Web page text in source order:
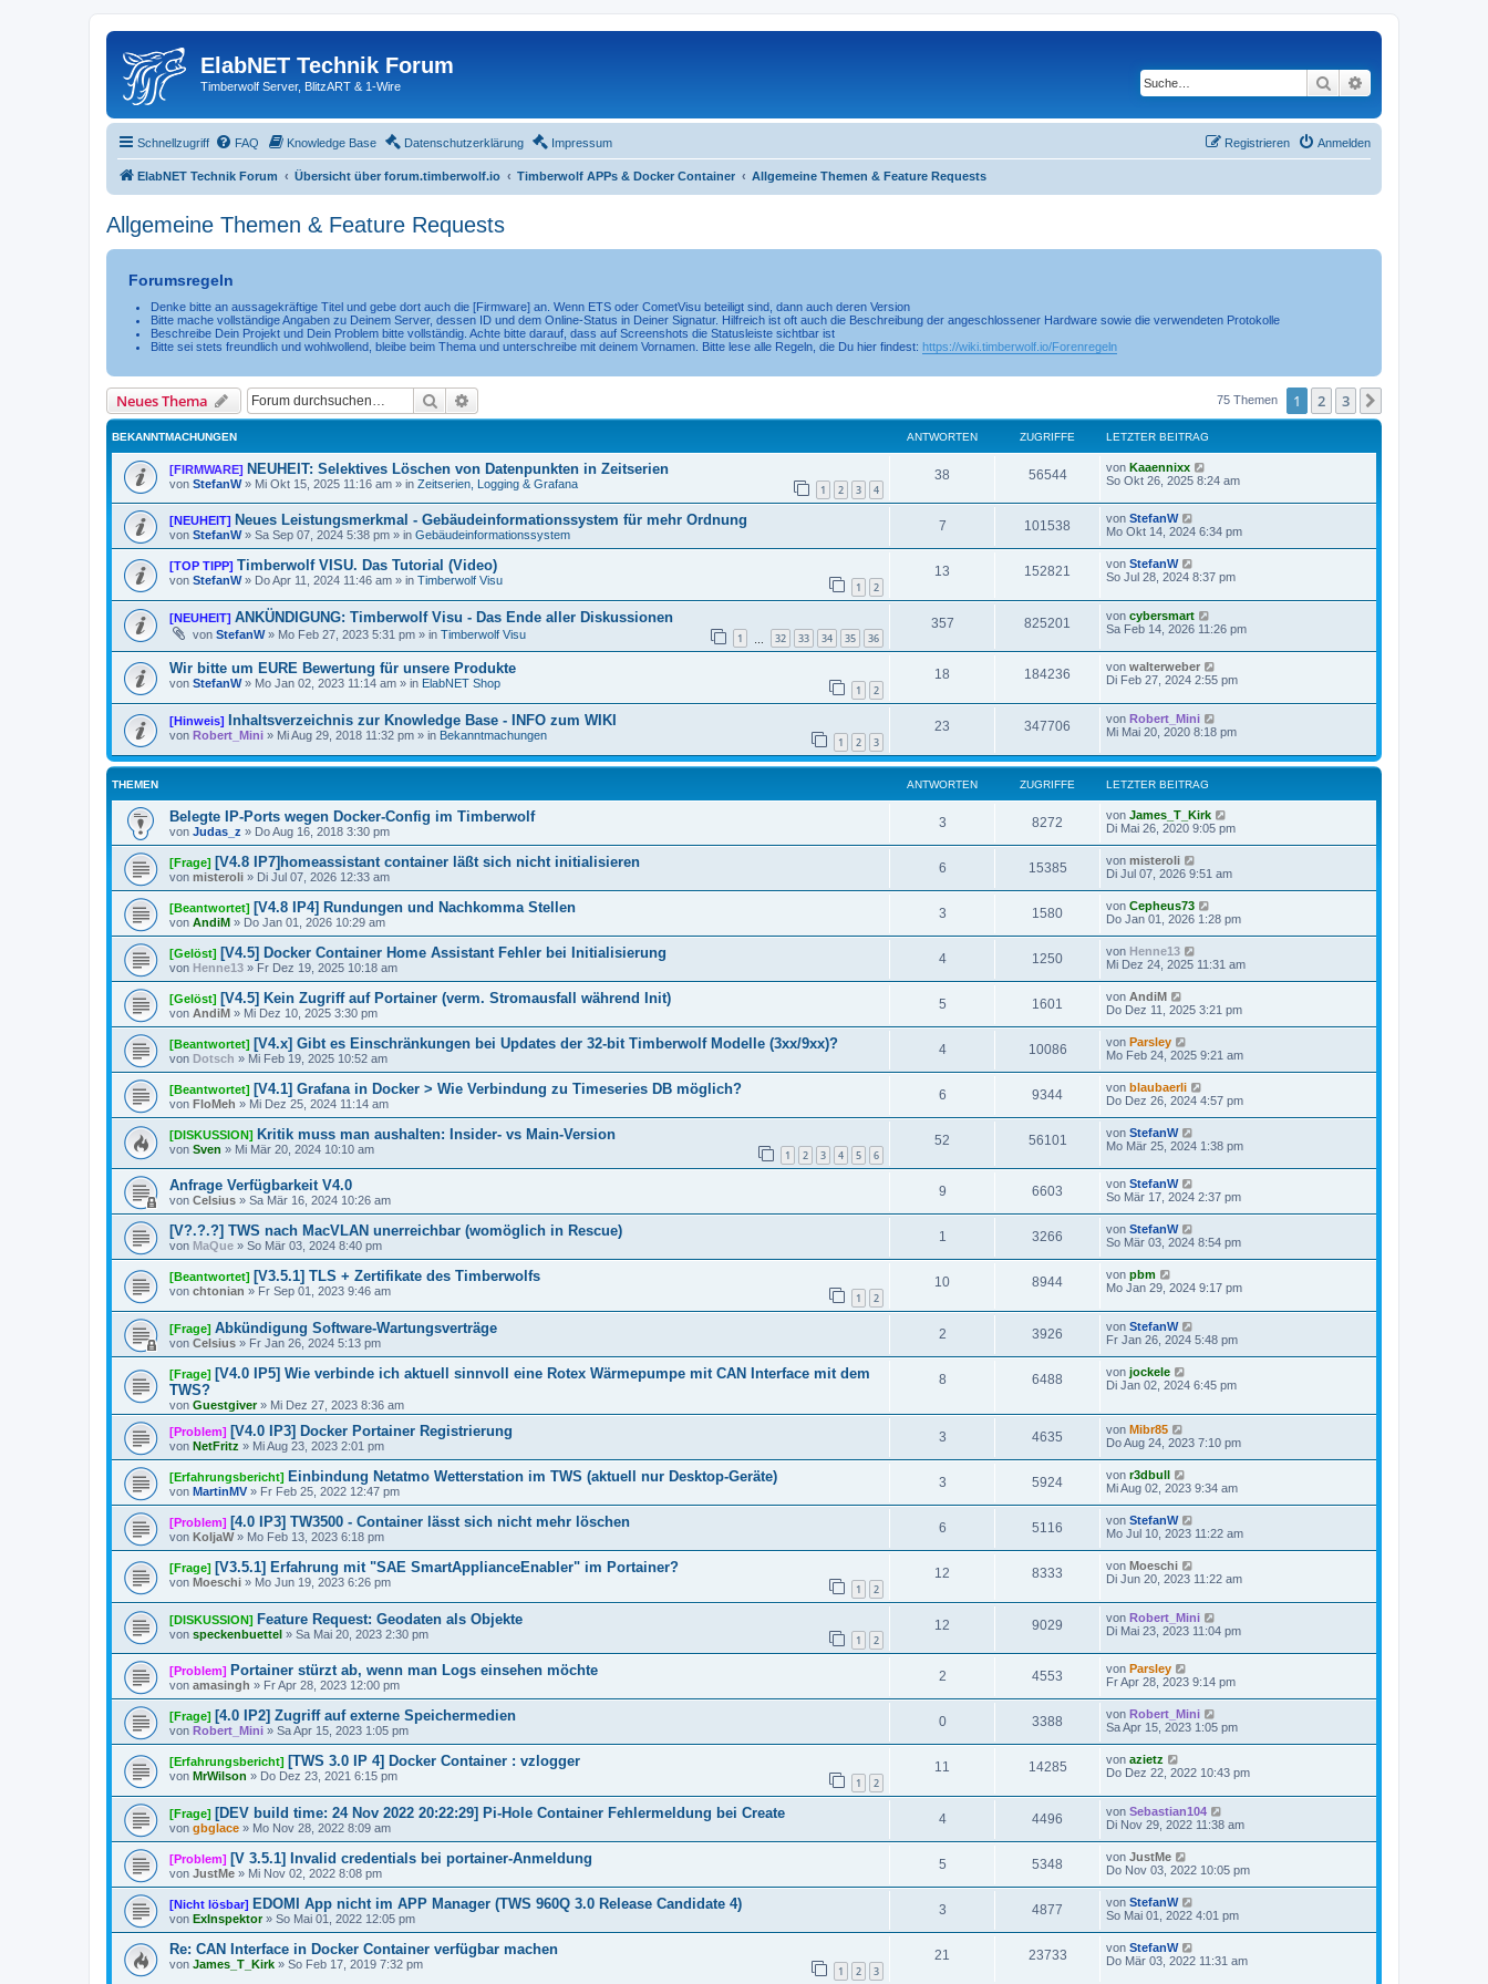
ElabNET Technik Forum
Timberwolf Server, BlitzART & 1-Wire Suche
Schnellzugriff FAQ Knowledge Base Datenschutzerklärung Impressum Anmelden
Registrieren
ElabNET Technik Forum Übersicht über forum.timberwolf.io Timberwolf APPs & Docker Container Allgemeine Themen & Feature Requests
Allgemeine Themen & Feature Requests
Forumsregeln
Denke bitte an aussagekräftige Titel und gebe dort auch die [Firmware] an. Wenn ETS oder CometVisu beteiligt sind, dann auch deren Version
Bitte mache vollständige Angaben zu Deinem Server, dessen ID und dem Online-Status in Deiner Signatur. Hilfreich ist oft auch die Beschreibung der angeschlossener Hardware sowie die verwendeten Protokolle
Beschreibe Dein Projekt und Dein Problem bitte vollständig. Achte bitte darauf, dass auf Screenshots die Statusleiste sichtbar ist
Bitte sei stets freundlich und wohlwollend, bleibe beim Thema und unterschreibe mit deinem Vornamen. Bitte lese alle Regeln, die Du hier findest: https://wiki.timberwolf.io/Forenregeln
Neues Thema Suche 75 Themen 1 2 3
BEKANNTMACHUNGEN ANTWORTEN ZUGRIFFE LETZTER BEITRAG
[FIRMWARE] NEUHEIT: Selektives Löschen von Datenpunkten in Zeitserien
von StefanW» Mi Okt 15, 2025 11:16 am » in Zeitserien, Logging & Grafana 1 2 3 4
38 56544 von Kaaennixx
So Okt 26, 2025 8:24 am
[NEUHEIT] Neues Leistungsmerkmal - Gebäudeinformationssystem für mehr Ordnung
von StefanW» Sa Sep 07, 2024 5:38 pm » in Gebäudeinformationssystem
7 101538 von StefanW
Mo Okt 14, 2024 6:34 pm
[TOP TIPP] Timberwolf VISU. Das Tutorial (Video)
von StefanW» Do Apr 11, 2024 11:46 am » in Timberwolf Visu 1 2
13 152821 von StefanW
So Jul 28, 2024 8:37 pm
[NEUHEIT] ANKÜNDIGUNG: Timberwolf Visu - Das Ende aller Diskussionen
von StefanW» Mo Feb 27, 2023 5:31 pm » in Timberwolf Visu 1 32 33 34 35 36
357 825201 von cybersmart
Sa Feb 14, 2026 11:26 pm
Wir bitte um EURE Bewertung für unsere Produkte
von StefanW» Mo Jan 02, 2023 11:14 am » in ElabNET Shop 1 2
18 184236 von walterweber
Di Feb 27, 2024 2:55 pm
[Hinweis] Inhaltsverzeichnis zur Knowledge Base - INFO zum WIKI
von Robert_Mini » Mi Aug 29, 2018 11:32 pm » in Bekanntmachungen 1 2 3
23 347706 von Robert_Mini
Mi Mai 20, 2020 8:18 pm
THEMEN ANTWORTEN ZUGRIFFE LETZTER BEITRAG
Belegte IP-Ports wegen Docker-Config im Timberwolf
von Judas_z » Do Aug 16, 2018 3:30 pm
3 8272 von James_T_Kirk
Di Mai 26, 2020 9:05 pm
[Frage] [V4.8 IP7]homeassistant container läßt sich nicht initialisieren
von misteroli » Di Jul 07, 2026 12:33 am
6 15385 von misteroli
Di Jul 07, 2026 9:51 am
[Beantwortet] [V4.8 IP4] Rundungen und Nachkomma Stellen
von AndiM » Do Jan 01, 2026 10:29 am
3 1580 von Cepheus73
Do Jan 01, 2026 1:28 pm
[Gelöst] [V4.5] Docker Container Home Assistant Fehler bei Initialisierung
von Henne13 » Fr Dez 19, 2025 10:18 am
4 1250 von Henne13
Mi Dez 24, 2025 11:31 am
[Gelöst] [V4.5] Kein Zugriff auf Portainer (verm. Stromausfall während Init)
von AndiM » Mi Dez 10, 2025 3:30 pm
5 1601 von AndiM
Do Dez 11, 2025 3:21 pm
[Beantwortet] [V4.x] Gibt es Einschränkungen bei Updates der 32-bit Timberwolf Modelle (3xx/9xx)?
von Dotsch » Mi Feb 19, 2025 10:52 am
4 10086 von Parsley
Mo Feb 24, 2025 9:21 am
[Beantwortet] [V4.1] Grafana in Docker > Wie Verbindung zu Timeseries DB möglich?
von FloMeh » Mi Dez 25, 2024 11:14 am
6 9344 von blaubaerli
Do Dez 26, 2024 4:57 pm
[DISKUSSION] Kritik muss man aushalten: Insider- vs Main-Version
von Sven » Mi Mär 20, 2024 10:10 am 1 2 3 4 5 6
52 56101 von StefanW
Mo Mär 25, 2024 1:38 pm
Anfrage Verfügbarkeit V4.0
von Celsius » Sa Mär 16, 2024 10:26 am
9 6603 von StefanW
So Mär 17, 2024 2:37 pm
[V?.?.?] TWS nach MacVLAN unerreichbar (womöglich in Rescue)
von MaQue » So Mär 03, 2024 8:40 pm
1 3266 von StefanW
So Mär 03, 2024 8:54 pm
[Beantwortet] [V3.5.1] TLS + Zertifikate des Timberwolfs
von chtonian » Fr Sep 01, 2023 9:46 am 1 2
10 8944 von pbm
Mo Jan 29, 2024 9:17 pm
[Frage] Abkündigung Software-Wartungsverträge
von Celsius » Fr Jan 26, 2024 5:13 pm
2 3926 von StefanW
Fr Jan 26, 2024 5:48 pm
[Frage] [V4.0 IP5] Wie verbinde ich aktuell sinnvoll eine Rotex Wärmepumpe mit CAN Interface mit dem
TWS?
von Guestgiver» Mi Dez 27, 2023 8:36 am
8 6488 von jockele
Di Jan 02, 2024 6:45 pm
[Problem] [V4.0 IP3] Docker Portainer Registrierung
von NetFritz » Mi Aug 23, 2023 2:01 pm
3 4635 von Mibr85
Do Aug 24, 2023 7:10 pm
[Erfahrungsbericht] Einbindung Netatmo Wetterstation im TWS (aktuell nur Desktop-Geräte)
von MartinMV » Fr Feb 25, 2022 12:47 pm
3 5924 von r3dbull
Mi Aug 02, 2023 9:34 am
[Problem] [4.0 IP3] TW3500 - Container lässt sich nicht mehr löschen
von KoljaW» Mo Feb 13, 2023 6:18 pm
6 5116 von StefanW
Mo Jul 10, 2023 11:22 am
[Frage] [V3.5.1] Erfahrung mit "SAE SmartApplianceEnabler" im Portainer?
von Moeschi » Mo Jun 19, 2023 6:26 pm 1 2
12 8333 von Moeschi
Di Jun 20, 2023 11:22 am
[DISKUSSION] Feature Request: Geodaten als Objekte
von speckenbuettel » Sa Mai 20, 2023 2:30 pm 1 2
12 9029 von Robert_Mini
Di Mai 23, 2023 11:04 pm
[Problem] Portainer stürzt ab, wenn man Logs einsehen möchte
von amasingh » Fr Apr 28, 2023 12:00 pm
2 4553 von Parsley
Fr Apr 28, 2023 9:14 pm
[Frage] [4.0 IP2] Zugriff auf externe Speichermedien
von Robert_Mini » Sa Apr 15, 2023 1:05 pm
0 3388 von Robert_Mini
Sa Apr 15, 2023 1:05 pm
[Erfahrungsbericht] [TWS 3.0 IP 4] Docker Container : vzlogger
von MrWilson » Do Dez 23, 2021 6:15 pm 1 2
11 14285 von azietz
Do Dez 22, 2022 10:43 pm
[Frage] [DEV build time: 24 Nov 2022 20:22:29] Pi-Hole Container Fehlermeldung bei Create
von gbglace » Mo Nov 28, 2022 8:09 am
4 4496 von Sebastian104
Di Nov 29, 2022 11:38 am
[Problem] [V 3.5.1] Invalid credentials bei portainer-Anmeldung
von JustMe » Mi Nov 02, 2022 8:08 pm
5 5348 von JustMe
Do Nov 03, 2022 10:05 pm
[Nicht lösbar] EDOMI App nicht im APP Manager (TWS 960Q 3.0 Release Candidate 4)
von ExInspektor» So Mai 01, 2022 12:05 pm
3 4877 von StefanW
So Mai 01, 2022 4:01 pm
Re: CAN Interface in Docker Container verfügbar machen
von James_T_Kirk » So Feb 17, 2019 7:32 pm 1 2 3
21 23733 von StefanW
Do Mär 03, 2022 11:31 am